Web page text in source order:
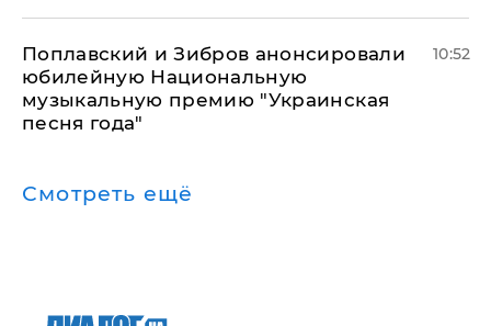
Поплавский и Зибров анонсировали
юбилейную Национальную
музыкальную премию "Украинская
песня года"
10:52
Смотреть ещё